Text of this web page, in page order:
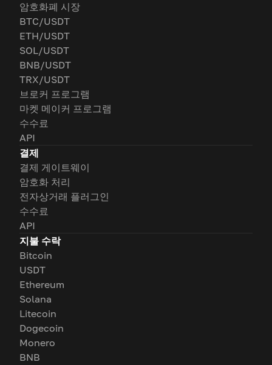
암호화폐 시장
BTC/USDT
ETH/USDT
SOL/USDT
BNB/USDT
TRX/USDT
브로커 프로그램
마켓 메이커 프로그램
수수료
API
결제
결제 게이트웨이
암호화 처리
전자상거래 플러그인
수수료
API
지불 수락
Bitcoin
USDT
Ethereum
Solana
Litecoin
Dogecoin
Monero
BNB